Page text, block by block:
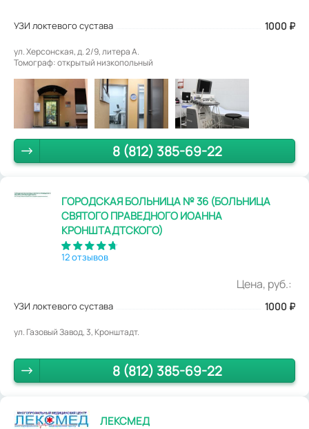
УЗИ локтевого сустава 1000 ₽
ул. Херсонская, д. 2/9, литера А.
Томограф: открытый низкопольный
8 (812) 385-69-22
ГОРОДСКАЯ БОЛЬНИЦА № 36 (БОЛЬНИЦА
СВЯТОГО ПРАВЕДНОГО ИОАННА
КРОНШТАДТСКОГО)
12 отзывов
Цена, руб.:
УЗИ локтевого сустава 1000 ₽
ул. Газовый Завод, 3, Кронштадт.
8 (812) 385-69-22
ЛЕКСМЕД